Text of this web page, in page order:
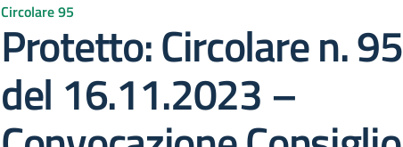
Circolare 95
Protetto: Circolare n. 95
del 16.11.2023 –